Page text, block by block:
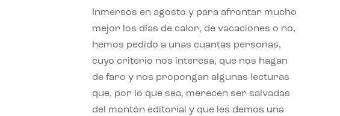
Inmersos en agosto y para afrontar mucho
mejor los días de calor, de vacaciones o no,
hemos pedido a unas cuantas personas,
cuyo criterio nos interesa, que nos hagan
de faro y nos propongan algunas lecturas
que, por lo que sea, merecen ser salvadas
del montón editorial y que les demos una